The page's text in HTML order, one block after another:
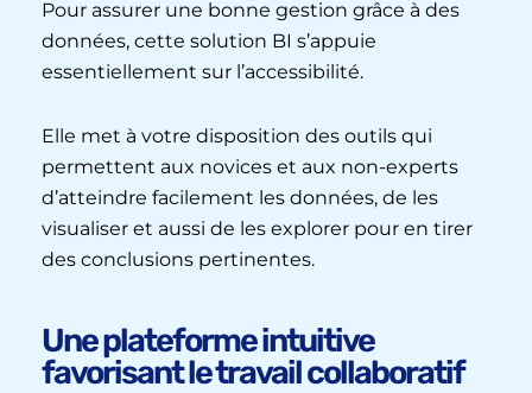
Pour assurer une bonne gestion grâce à des
données, cette solution BI s’appuie
essentiellement sur l’accessibilité.
Elle met à votre disposition des outils qui
permettent aux novices et aux non-experts
d’atteindre facilement les données, de les
visualiser et aussi de les explorer pour en tirer
des conclusions pertinentes.
Une plateforme intuitive
favorisant le travail collaboratif